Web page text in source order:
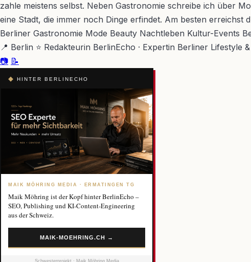
zahle meistens selbst. Neben Gastronomie schreibe ich über
eine Stadt, die immer noch Dinge erfindet. Am besten
Berliner Gastronomie Mode Beauty Nachtleben Kultur-Events
📍 Berlin ⭐ Redakteurin BerlinEcho · Expertin Berliner Lifestyle
📷 📝
◆ HINTER BERLINECHO
MAIK MÖHRING MEDIA · ERMATINGEN TG
Maik Möhring ist der Kopf hinter BerlinEcho –
SEO, Publishing und KI-Content-Engineering
aus der Schweiz.
MAIK-MOEHRING.CH →
Schwesterprojekt · Maik Möhring Media